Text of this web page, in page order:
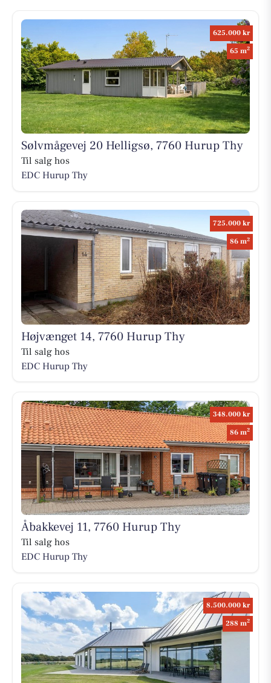
625.000 kr
65 m2
Sølvmågevej 20 Helligsø, 7760 Hurup Thy
Til salg hos
EDC Hurup Thy
725.000 kr
86 m2
Højvænget 14, 7760 Hurup Thy
Til salg hos
EDC Hurup Thy
348.000 kr
86 m2
Åbakkevej 11, 7760 Hurup Thy
Til salg hos
EDC Hurup Thy
8.500.000 kr
288 m2